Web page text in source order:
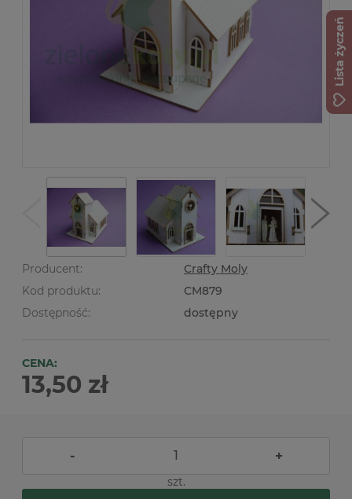
Producent:
Crafty Moly
Kod produktu:
CM879
Dostępność:
dostępny
CENA:
13,50 zł
- +
szt.
Lista życzeń